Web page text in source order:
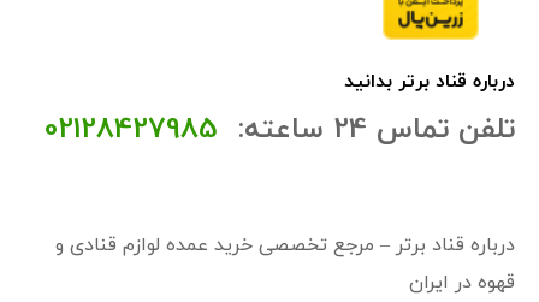
درباره قناد برتر بدانید
تلفن تماس 24 ساعته: 02128427985
درباره قناد برتر – مرجع تخصصی خرید عمده لوازم قنادی و
قهوه در ایران